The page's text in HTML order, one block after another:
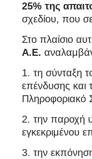
25% της
σχεδίου, που
Στο πλαίσιο
Α.Ε.
1. τη σύνταξη
επένδυσης και
Πληροφοριακό
2. την παροχή
εγκεκριμένου
3. την